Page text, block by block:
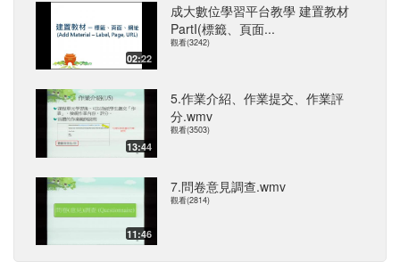
02:22
成大數位學習平台教學 建置教材
PartI(標籤、頁面...
觀看(3242)
13:44
5.作業介紹、作業提交、作業評
分.wmv
觀看(3503)
11:46
7.問卷意見調查.wmv
觀看(2814)